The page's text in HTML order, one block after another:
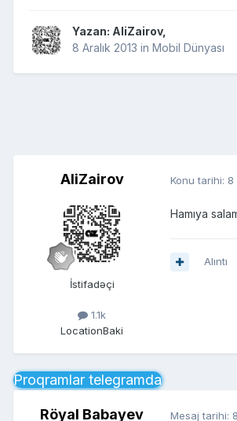
Yazan: AliZairov,
8 Aralık 2013 in Mobil Dünyası
AliZairov
İstifadəçi
1.1k
LocationBaki
Konu tarihi: 8
Hamıya
Alıntı
Proqramlar telegramda
Röyal Babayev Mesaj tarihi: